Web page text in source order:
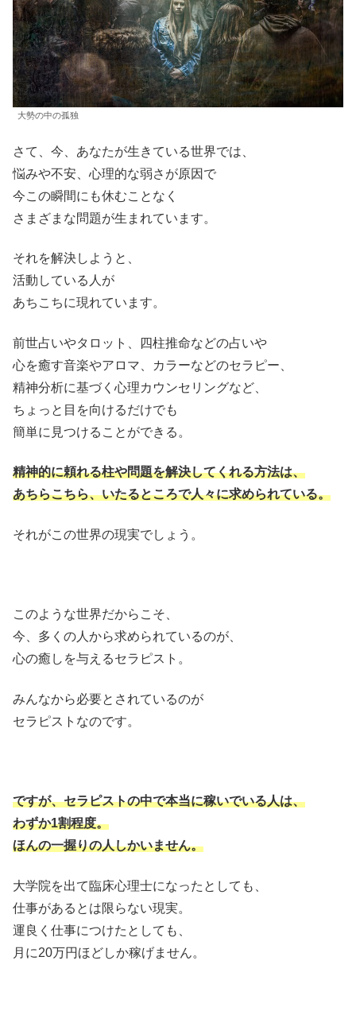
大勢の中の孤独
さて、今、あなたが生きている世界では、
悩みや不安、心理的な弱さが原因で
今この瞬間にも休むことなく
さまざまな問題が生まれています。
それを解決しようと、
活動している人が
あちこちに現れています。
前世占いやタロット、四柱推命などの占いや
心を癒す音楽やアロマ、カラーなどのセラピー、
精神分析に基づく心理カウンセリングなど、
ちょっと目を向けるだけでも
簡単に見つけることができる。
精神的に頼れる柱や問題を解決してくれる方法は、
あちらこちら、いたるところで人々に求められている。
それがこの世界の現実でしょう。
このような世界だからこそ、
今、多くの人から求められているのが、
心の癒しを与えるセラピスト。
みんなから必要とされているのが
セラピストなのです。
ですが、セラピストの中で本当に稼いでいる人は、
わずか1割程度。
ほんの一握りの人しかいません。
大学院を出て臨床心理士になったとしても、
仕事があるとは限らない現実。
運良く仕事につけたとしても、
月に20万円ほどしか稼げません。